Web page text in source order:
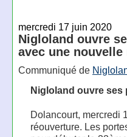
mercredi 17 juin 2020
Nigloland ouvre
avec une
Communiqué de
Nigloland ouvre ses
Dolancourt, mercredi
réouverture. Les